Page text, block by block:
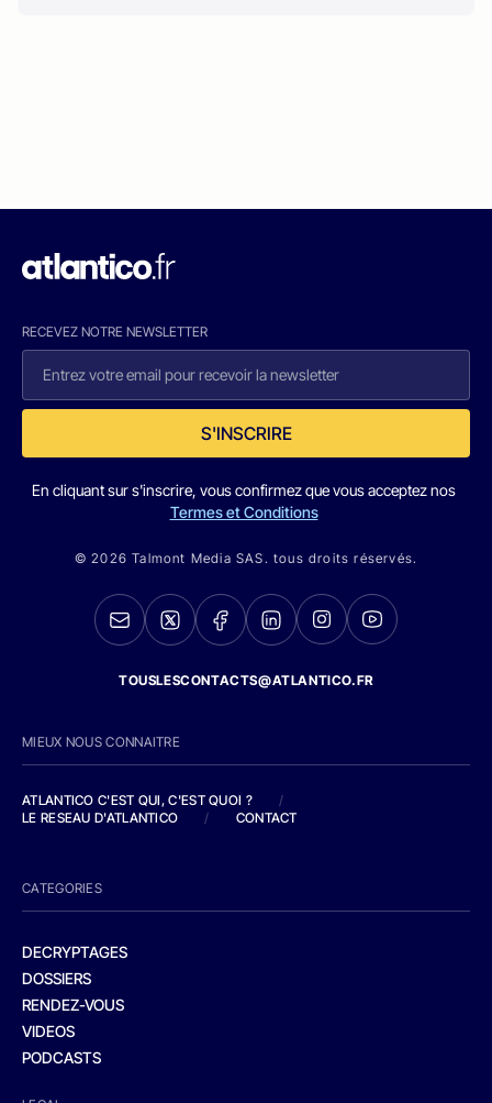
RECEVEZ NOTRE NEWSLETTER
S'INSCRIRE
En cliquant sur s'inscrire, vous confirmez que vous acceptez nos
Termes et Conditions
© 2026 Talmont Media SAS. tous droits réservés.
TOUSLESCONTACTS@ATLANTICO.FR
MIEUX NOUS CONNAITRE
ATLANTICO C'EST QUI, C'EST QUOI ?
/
LE RESEAU D'ATLANTICO
/ CONTACT
CATEGORIES
DECRYPTAGES
DOSSIERS
RENDEZ-VOUS
VIDEOS
PODCASTS